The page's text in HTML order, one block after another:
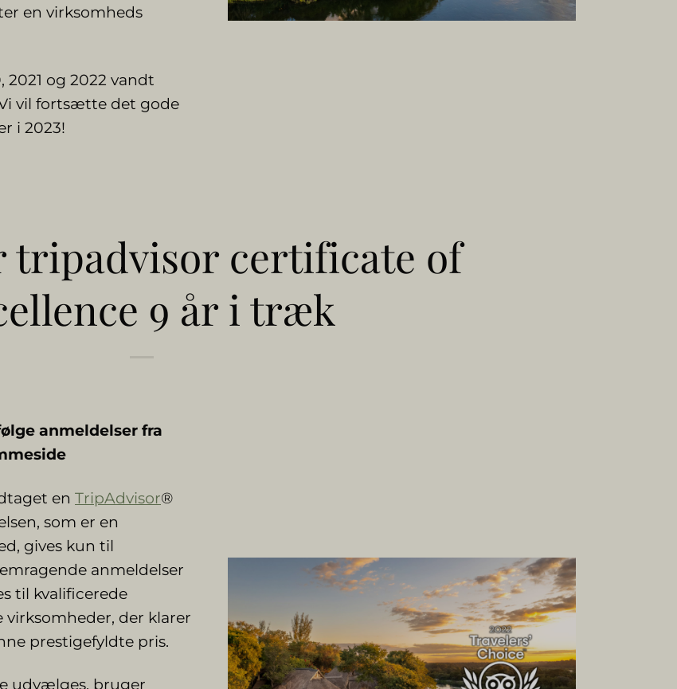
en virksomheds
2021 og 2022 vandt
vil fortsætte det gode
i 2023!
tripadvisor certificate of
9 år i træk
anmeldelser fra
en TripAdvisor®
som er en
gives kun til
anmeldelser
til kvalificerede
virksomheder, der klarer
prestigefyldte pris.
udvælges, bruger